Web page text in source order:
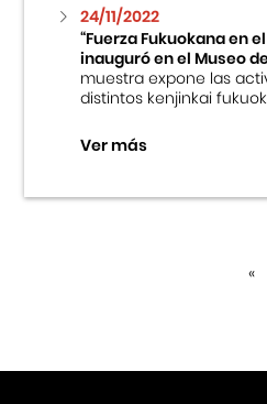
24/11/2022
“Fuerza Fukuokana en
inauguró en el Museo
muestra expone las
distintos kenjinkai
Ver más
«